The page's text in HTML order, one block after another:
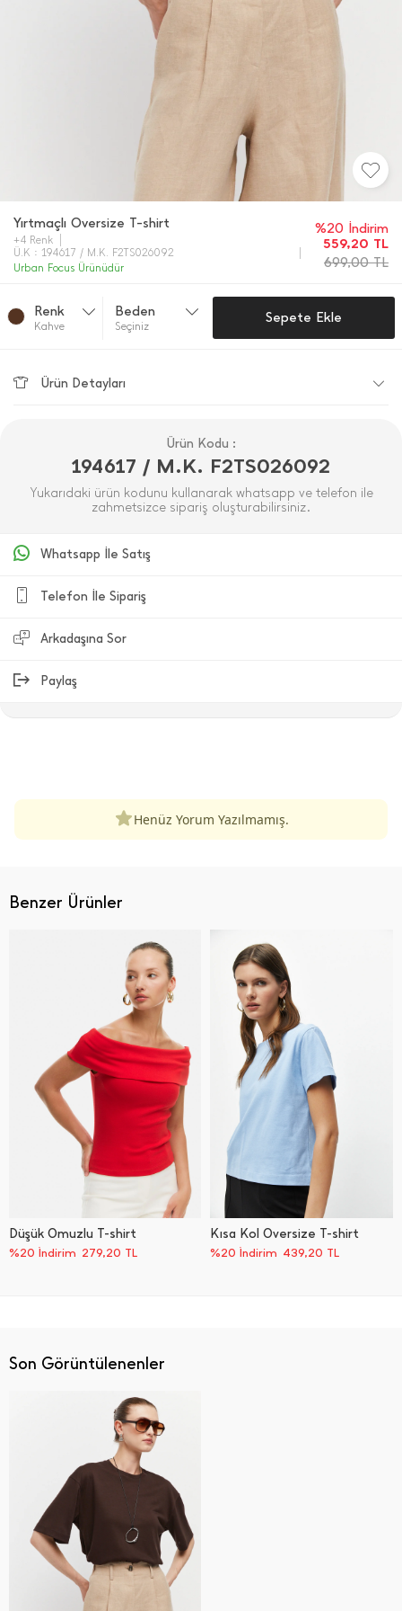
Yırtmaçlı Oversize T-shirt
+4 Renk
Ü.K : 194617 / M.K. F2TS026092
Urban Focus Ürünüdür
%20 İndirim
559,20 TL
699,00TL
Renk
Kahve
Beden
Seçiniz
Sepete Ekle
Ürün Detayları
Ürün Kodu :
194617 / M.K. F2TS026092
Yukarıdaki ürün kodunu kullanarak whatsapp ve telefon ile
zahmetsizce sipariş oluşturabilirsiniz.
Whatsapp İle Satış
Telefon İle Sipariş
Arkadaşına Sor
Paylaş
Henüz Yorum Yazılmamış.
Benzer Ürünler
Düşük Omuzlu T-shirt
%20 İndirim 279,20 TL
Kısa Kol Oversize T-shirt
%20 İndirim 439,20 TL
Son Görüntülenenler